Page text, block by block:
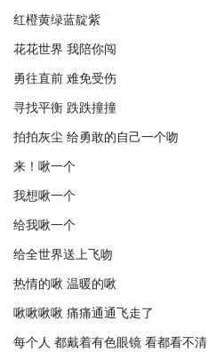
红橙黄绿蓝靛紫
花花世界 我陪你闯
勇往直前 难免受伤
寻找平衡 跌跌撞撞
拍拍灰尘 给勇敢的自己一个吻
来！啾一个
我想啾一个
给我啾一个
给全世界送上飞吻
热情的啾 温暖的啾
啾啾啾啾 痛痛通通飞走了
每个人 都戴着有色眼镜 看都看不清